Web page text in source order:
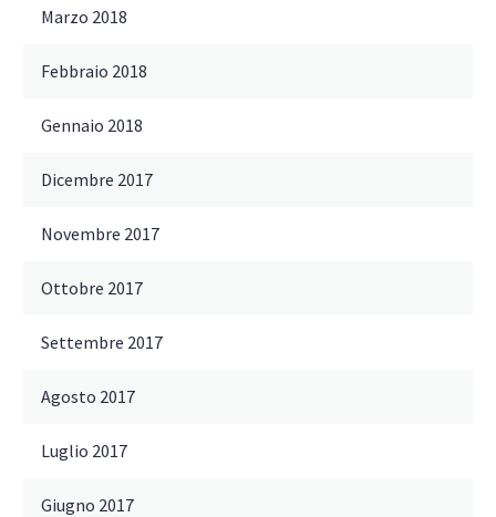
Marzo 2018
Febbraio 2018
Gennaio 2018
Dicembre 2017
Novembre 2017
Ottobre 2017
Settembre 2017
Agosto 2017
Luglio 2017
Giugno 2017